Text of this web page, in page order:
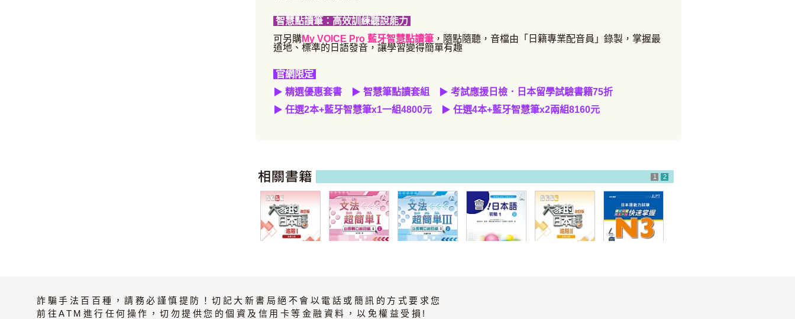
智慧點讀筆：高效訓練聽說能力
可另購My VOICE Pro 藍牙智慧點讀筆 ，隨點隨聽，音檔由「日籍專業配音員」錄製，掌握最
道地、標準的日語發音，讓學習變得簡單有趣
官網限定
▶ 精選優惠套書 ▶ 智慧筆點讀套組 ▶ 考試應援日檢．日本留學試驗書籍75折
▶ 任選2本+藍牙智慧筆x1一組4800元 ▶ 任選4本+藍牙智慧筆x2兩組8160元
1 2
CD版（4片裝、
不附書）
詐騙手法百百種，請務必謹慎提防！切記大新書局絕不會以電話或簡訊的方式要求您
前往ATM進行任何操作，切勿提供您的個資及信用卡等金融資料，以免權益受損!